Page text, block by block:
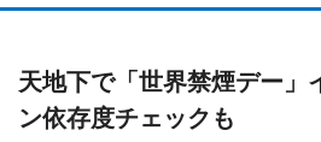
天地下で「世界禁煙デー」
ン依存度チェックも